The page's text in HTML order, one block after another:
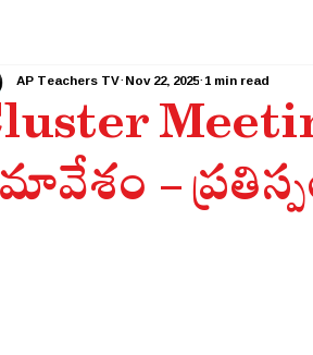
-
AP Teachers TV Nov 22, 2025 1 min read